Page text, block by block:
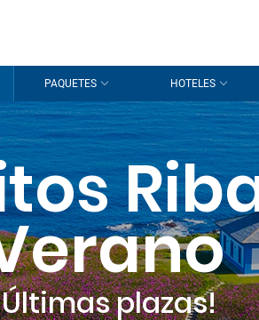
PAQUETES HOTELES
plazas!